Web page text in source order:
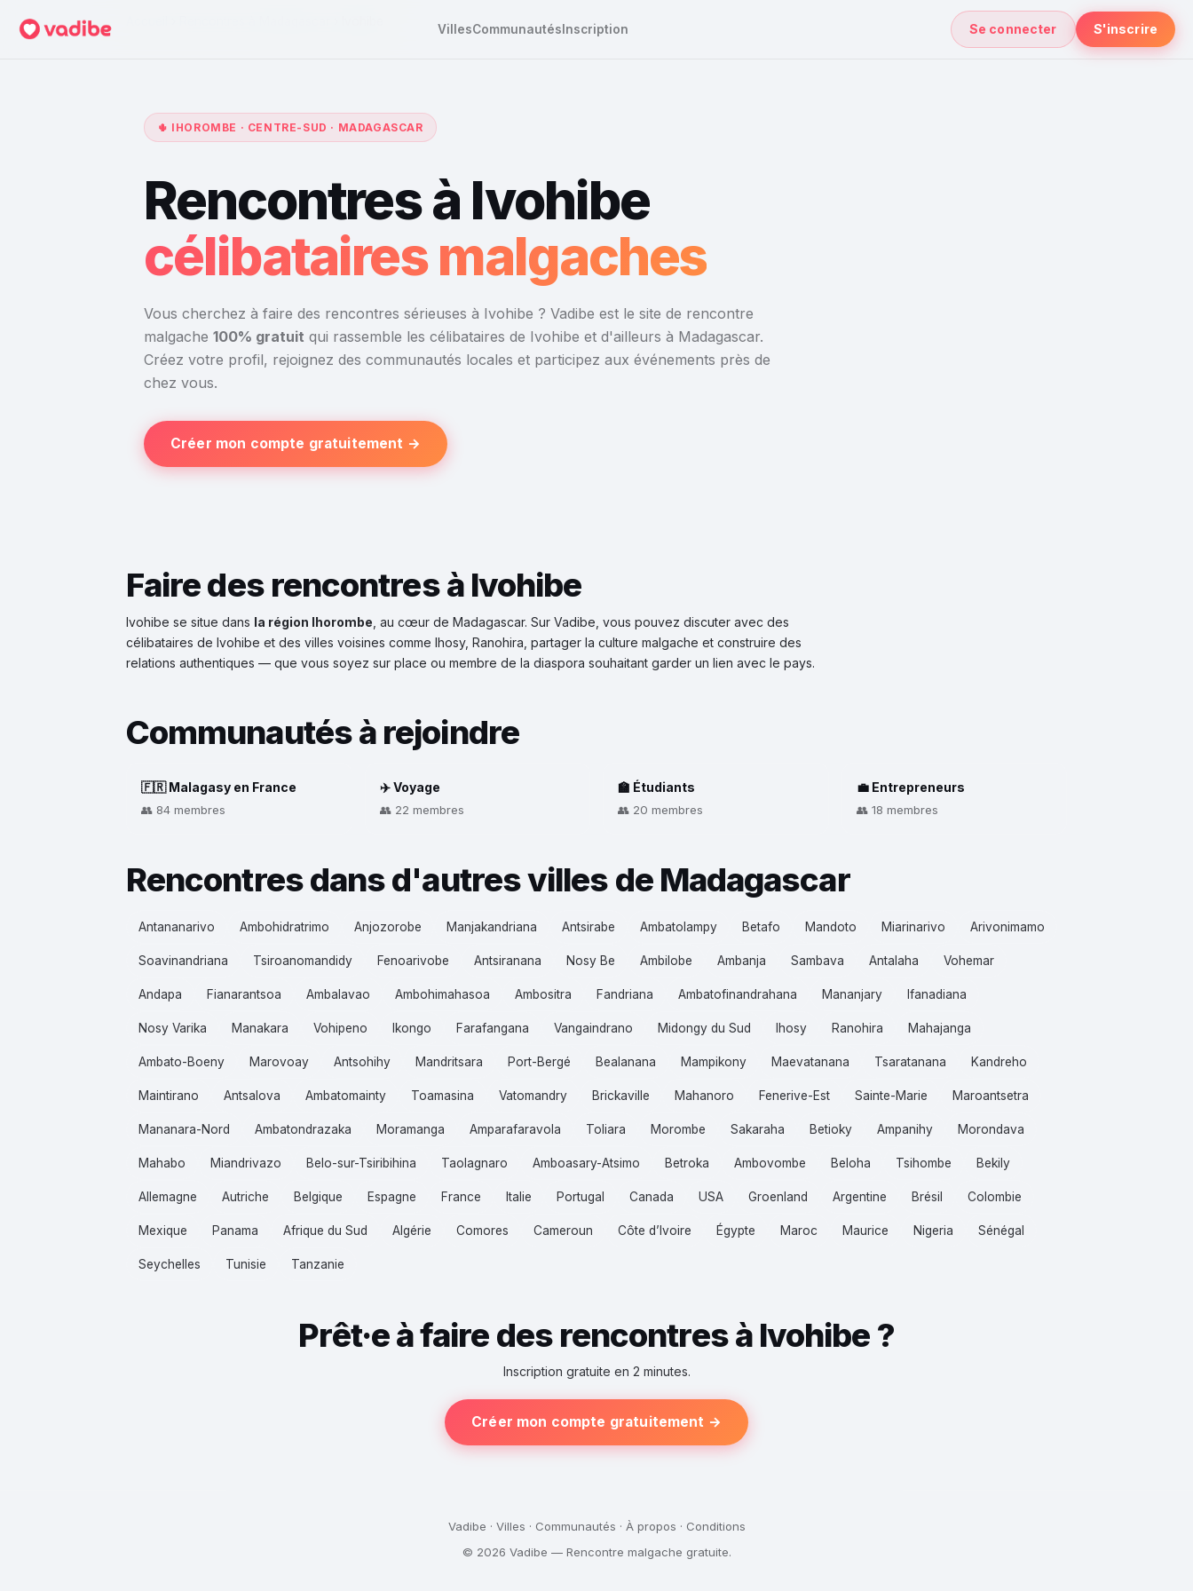
VillesCommunautésInscription Se connecter S'inscrire
🌵 IHOROMBE · CENTRE-SUD · MADAGASCAR
Rencontres à Ivohibe
célibataires malgaches
Vous cherchez à faire des rencontres sérieuses à Ivohibe ? Vadibe est le site de rencontre
malgache 100% gratuit qui rassemble les célibataires de Ivohibe et d'ailleurs à Madagascar.
Créez votre profil, rejoignez des communautés locales et participez aux événements près de
chez vous.
Créer mon compte gratuitement →
Faire des rencontres à Ivohibe
Ivohibe se situe dans la région Ihorombe , au cœur de Madagascar. Sur Vadibe, vous pouvez discuter avec des
célibataires de Ivohibe et des villes voisines comme Ihosy, Ranohira, partager la culture malgache et construire des
relations authentiques — que vous soyez sur place ou membre de la diaspora souhaitant garder un lien avec le pays.
Communautés à rejoindre
🇫🇷 Malagasy en France
👥 84 membres
✈️ Voyage
👥 22 membres
🏫 Étudiants
👥 20 membres
💼 Entrepreneurs
👥 18 membres
Rencontres dans d'autres villes de Madagascar
Antananarivo Ambohidratrimo Anjozorobe Manjakandriana Antsirabe Ambatolampy Betafo Mandoto Miarinarivo Arivonimamo
Soavinandriana Tsiroanomandidy Fenoarivobe Antsiranana Nosy Be Ambilobe Ambanja Sambava Antalaha Vohemar
Andapa Fianarantsoa Ambalavao Ambohimahasoa Ambositra Fandriana Ambatofinandrahana Mananjary Ifanadiana
Nosy Varika Manakara Vohipeno Ikongo Farafangana Vangaindrano Midongy du Sud Ihosy Ranohira Mahajanga
Ambato-Boeny Marovoay Antsohihy Mandritsara Port-Bergé Bealanana Mampikony Maevatanana Tsaratanana Kandreho
Maintirano Antsalova Ambatomainty Toamasina Vatomandry Brickaville Mahanoro Fenerive-Est Sainte-Marie Maroantsetra
Mananara-Nord Ambatondrazaka Moramanga Amparafaravola Toliara Morombe Sakaraha Betioky Ampanihy Morondava
Mahabo Miandrivazo Belo-sur-Tsiribihina Taolagnaro Amboasary-Atsimo Betroka Ambovombe Beloha Tsihombe Bekily
Allemagne Autriche Belgique Espagne France Italie Portugal Canada USA Groenland Argentine Brésil Colombie
Mexique Panama Afrique du Sud Algérie Comores Cameroun Côte d’Ivoire Égypte Maroc Maurice Nigeria Sénégal
Seychelles Tunisie Tanzanie
Prêt·e à faire des rencontres à Ivohibe ?
Inscription gratuite en 2 minutes.
Créer mon compte gratuitement →
Vadibe · Villes · Communautés · À propos · Conditions
© 2026 Vadibe — Rencontre malgache gratuite.